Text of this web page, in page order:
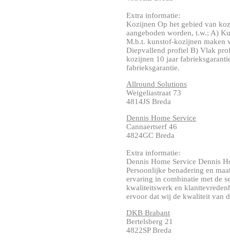
Extra informatie:
Kozijnen Op het gebied van
aangeboden worden, t.w.; A)
M.b.t. kunstof-kozijnen maken
Diepvallend profiel B) Vlak
kozijnen 10 jaar
fabrieksgarantie.
Allround Solutions
Weigeliastraat 73
4814JS Breda
Dennis Home Service
Cannaertserf 46
4824GC Breda
Extra informatie:
Dennis Home Service Dennis
Persoonlijke benadering en
ervaring in combinatie met de
kwaliteitswerk en
ervoor dat wij de kwaliteit van
DKB Brabant
Bertelsberg 21
4822SP Breda